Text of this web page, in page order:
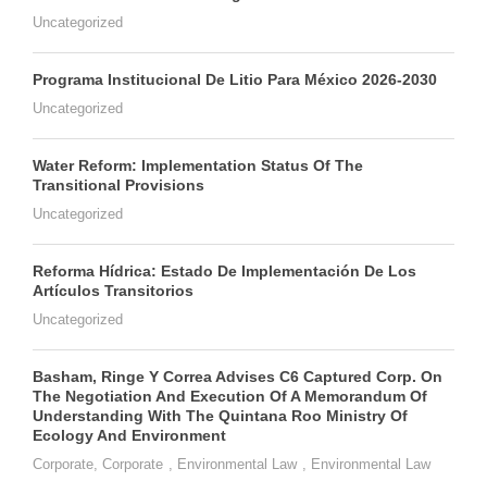
Uncategorized
Programa Institucional De Litio Para México 2026-2030
Uncategorized
Water Reform: Implementation Status Of The
Transitional Provisions
Uncategorized
Reforma Hídrica: Estado De Implementación De Los
Artículos Transitorios
Uncategorized
Basham, Ringe Y Correa Advises C6 Captured Corp. On
The Negotiation And Execution Of A Memorandum Of
Understanding With The Quintana Roo Ministry Of
Ecology And Environment
Corporate, Corporate , Environmental Law , Environmental Law